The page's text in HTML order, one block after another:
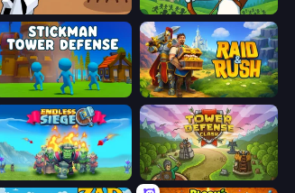
Idle Gun Survivor Last Archer
Raid & Rush
Endless Siege Tower Defense Clash